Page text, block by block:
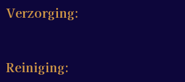
Verzorging:
Reiniging: